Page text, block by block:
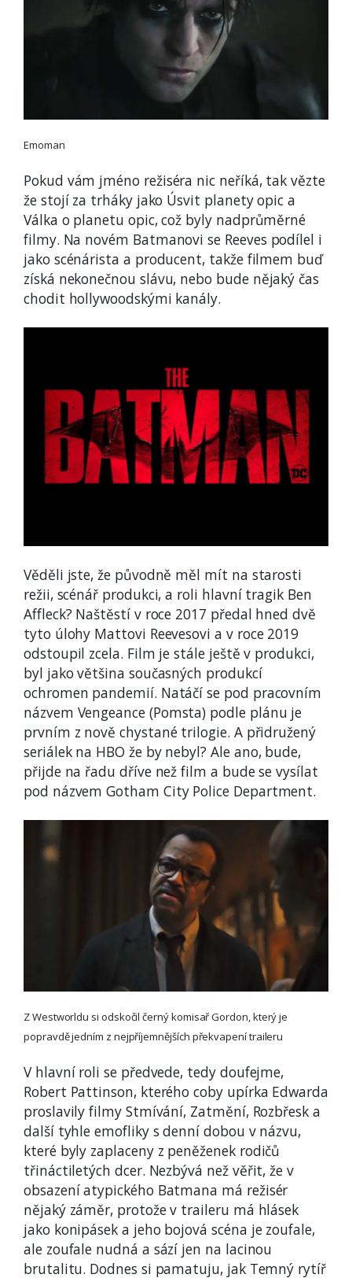
Emoman
Pokud vám jméno režiséra nic neříká, tak vězte
že stojí za trháky jako Úsvit planety opic a
Válka o planetu opic, což byly nadprůměrné
filmy. Na novém Batmanovi se Reeves podílel i
jako scénárista a producent, takže filmem buď
získá nekonečnou slávu, nebo bude nějaký čas
chodit hollywoodskými kanály.
Věděli jste, že původně měl mít na starosti
režii, scénář produkci, a roli hlavní tragik Ben
Affleck? Naštěstí v roce 2017 předal hned dvě
tyto úlohy Mattovi Reevesovi a v roce 2019
odstoupil zcela. Film je stále ještě v produkci,
byl jako většina současných produkcí
ochromen pandemií. Natáčí se pod pracovním
názvem Vengeance (Pomsta) podle plánu je
prvním z nově chystané trilogie. A přidružený
seriálek na HBO že by nebyl? Ale ano, bude,
přijde na řadu dříve než film a bude se vysílat
pod názvem Gotham City Police Department.
Z Westworldu si odskočil černý komisař Gordon, který je
popravdě jedním z nejpříjemnějších překvapení traileru
V hlavní roli se předvede, tedy doufejme,
Robert Pattinson, kterého coby upírka Edwarda
proslavily filmy Stmívání, Zatmění, Rozbřesk a
další tyhle emofliky s denní dobou v názvu,
které byly zaplaceny z peněženek rodičů
třináctiletých dcer. Nezbývá než věřit, že v
obsazení atypického Batmana má režisér
nějaký záměr, protože v traileru má hlásek
jako konipásek a jeho bojová scéna je zoufale,
ale zoufale nudná a sází jen na lacinou
brutalitu. Dodnes si pamatuju, jak Temný rytíř